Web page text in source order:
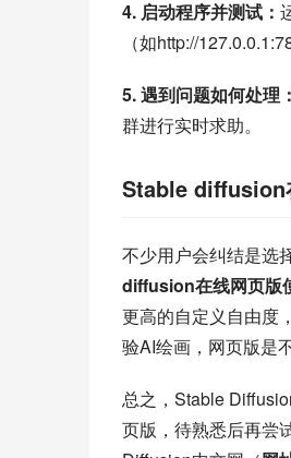
4. 启动程序并测试：
（如http://
5. 遇到问题如何处理：
群进行实时求助。
Stable diffusion
不少用户会纠结是选
diffusion在线网页版
更高的自定义自由度
验AI绘画，网页版是
总之，Stable
页版，待熟悉后再尝